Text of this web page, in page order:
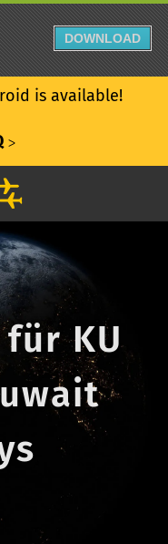
is available!
ᐳ
KU
DOWNLOAD